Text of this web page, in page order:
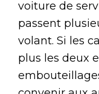
voiture de
passent
volant. Si les
plus les deux